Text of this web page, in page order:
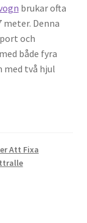
brukar ofta
meter. Denna
och
både fyra
med två hjul
Att Fixa